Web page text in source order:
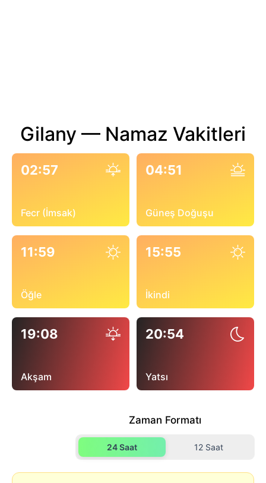
Gilany — Namaz Vakitleri
02:57
Fecr (İmsak)
04:51
Güneş Doğuşu
11:59
Öğle
15:55
İkindi
19:08
Akşam
20:54
Yatsı
Zaman Formatı
24 Saat 12 Saat